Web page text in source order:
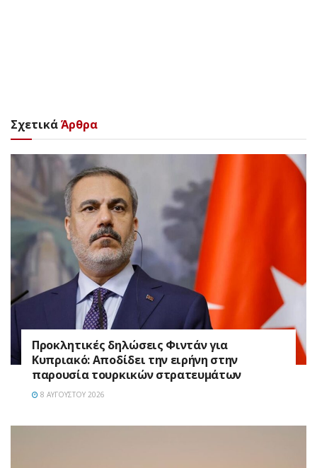
ΣχετικάΆρθρα
Προκλητικές δηλώσεις Φιντάν για
Κυπριακό: Αποδίδει την ειρήνη στην
παρουσία τουρκικών στρατευμάτων
8 ΑΥΓΟΎΣΤΟΥ 2026